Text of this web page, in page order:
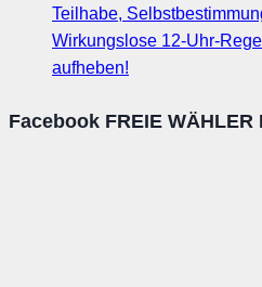
Teilhabe,
Wirkungslose 12-Uhr-
aufheben!
Facebook FREIE